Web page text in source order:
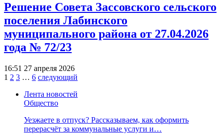
Решение Совета Зассовского сельского
поселения Лабинского
муниципального района от 27.04.2026
года № 72/23
16:51 27 апреля 2026
1 2 3 … 6 следующий
Лента новостей
Общество
Уезжаете в отпуск? Рассказываем, как оформить
перерасчёт за коммунальные услуги и…